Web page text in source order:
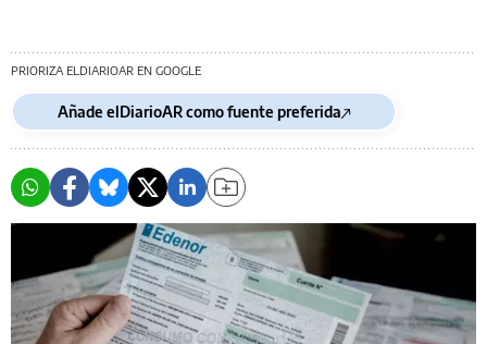
PRIORIZA ELDIARIOAR EN GOOGLE
Añade elDiarioAR como fuente preferida